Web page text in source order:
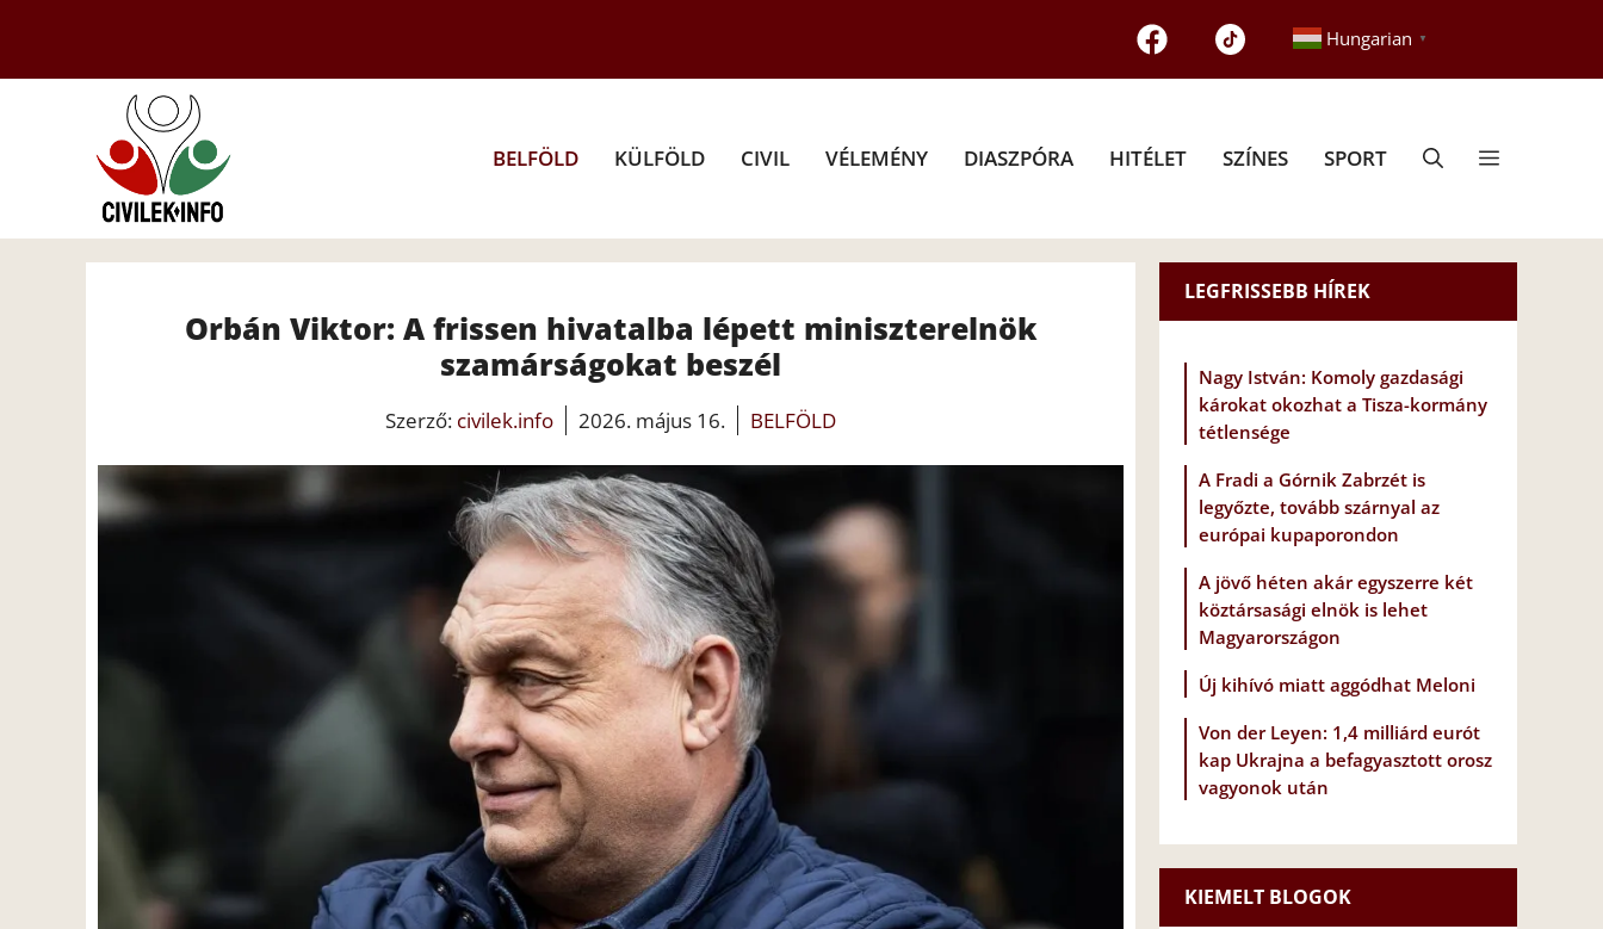
tartalomba
Hungarian ▼
BELFÖLD KÜLFÖLD CIVIL VÉLEMÉNY DIASZPÓRA HITÉLET SZÍNES SPORT
Orbán Viktor: A frissen hivatalba lépett miniszterelnök
szamárságokat beszél
Szerző: civilek.info 2026. május 16. BELFÖLD
LEGFRISSEBB HÍREK
Nagy István: Komoly gazdasági
károkat okozhat a Tisza-kormány
tétlensége
A Fradi a Górnik Zabrzét is
legyőzte, tovább szárnyal az
európai kupaporondon
A jövő héten akár egyszerre két
köztársasági elnök is lehet
Magyarországon
Új kihívó miatt aggódhat Meloni
Von der Leyen: 1,4 milliárd eurót
kap Ukrajna a befagyasztott orosz
vagyonok után
KIEMELT BLOGOK